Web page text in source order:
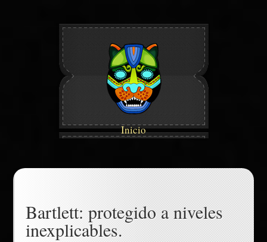
Inicio
Bartlett: protegido a niveles
inexplicables.